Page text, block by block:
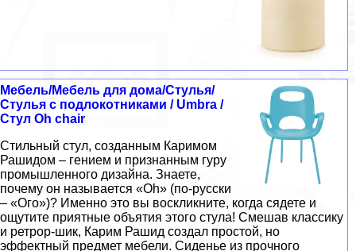
Мебель/Мебель для дома/Стулья/
Стулья с подлокотниками / Umbra /
Cтул Oh chair
Стильный стул, созданным Каримом
Рашидом – гением и признанным гуру
промышленного дизайна. Знаете,
почему он называется «Oh» (по-русски
– «Ого»)? Именно это вы воскликните, когда сядете и
ощутите приятные объятия этого стула! Смешав классику
и ретрор-шик, Карим Рашид создал простой, но
эффектный предмет мебели. Сиденье из прочного